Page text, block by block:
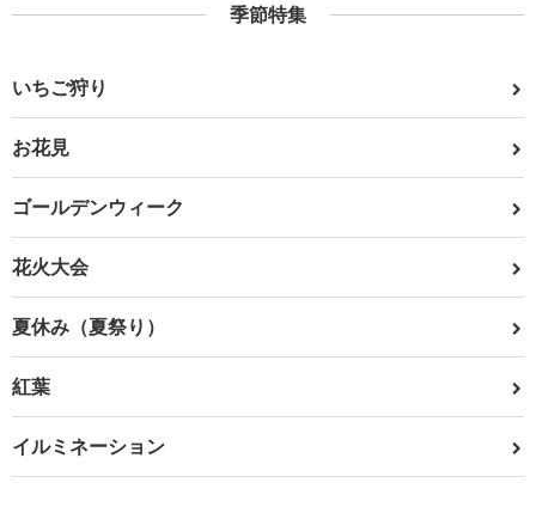
季節特集
いちご狩り
お花見
ゴールデンウィーク
花火大会
夏休み（夏祭り）
紅葉
イルミネーション